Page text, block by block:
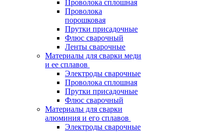
Проволока сплошная
Проволока
порошковая
Прутки присадочные
Флюс сварочный
Ленты сварочные
Материалы для сварки меди
и ее сплавов
Электроды сварочные
Проволока сплошная
Прутки присадочные
Флюс сварочный
Материалы для сварки
алюминия и его сплавов
Электроды сварочные